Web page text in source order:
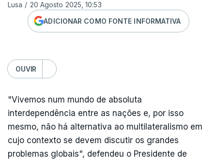
Lusa / 20 Agosto 2025, 10:53
ADICIONAR COMO FONTE INFORMATIVA
OUVIR
"Vivemos num mundo de absoluta
interdependência entre as nações e, por isso
mesmo, não há alternativa ao multilateralismo em
cujo contexto se devem discutir os grandes
problemas globais", defendeu o Presidente de